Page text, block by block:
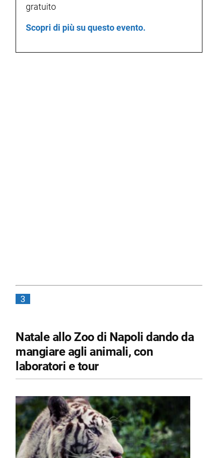
gratuito
Scopri di più su questo evento.
3
Natale allo Zoo di Napoli dando da
mangiare agli animali, con
laboratori e tour